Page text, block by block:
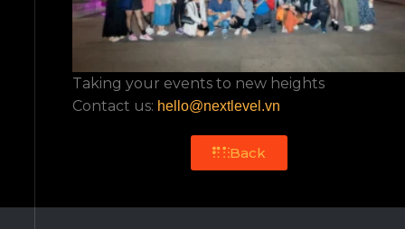
Taking your events to new heights
Contact us: hello@nextlevel.vn
Back